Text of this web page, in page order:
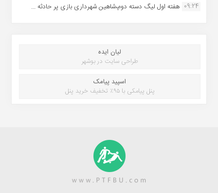
09:24 هفته اول لیگ دسته دوم،شاهین شهرداری بازی پر حادثه ...
لیان ایده
طراحی سایت در بوشهر
اسپید پیامک
پنل پیامکی با ۹۵٪ تخفیف خرید پنل